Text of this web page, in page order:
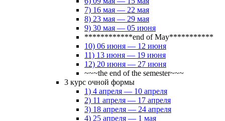
7) 16 мая — 22 мая
8) 23 мая — 29 мая
9) 30 мая — 05 июня
************end of May***********
10) 06 июня — 12 июня
11) 13 июня — 19 июня
12) 20 июня — 27 июня
~~~the end of the semester~~~
3 курс очной формы
1) 4 апреля — 10 апреля
2) 11 апреля — 17 апреля
3) 18 апреля — 24 апреля
4) 25 апреля — 1 мая